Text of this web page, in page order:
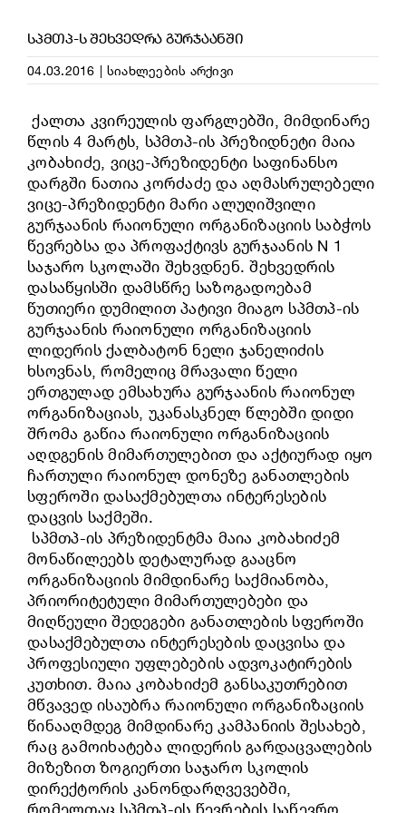
ᲡᲞᲛᲗᲞ-Ს ᲨᲔᲮᲕᲔᲓᲠᲐ ᲒᲣᲠᲯᲐᲐᲜᲨᲘ
04.03.2016 | სიახლეების არქივი
ქალთა კვირეულის ფარგლებში, მიმდინარე
წლის 4 მარტს, სპმთპ-ის პრეზიდნეტი მაია
კობახიძე, ვიცე-პრეზიდენტი საფინანსო
დარგში ნათია კორძაძე და აღმასრულებელი
ვიცე-პრეზიდენტი მარი ალუღიშვილი
გურჯაანის რაიონული ორგანიზაციის საბჭოს
წევრებსა და პროფაქტივს გურჯაანის N 1
საჯარო სკოლაში შეხვდნენ. შეხვედრის
დასაწყისში დამსწრე საზოგადოებამ
წუთიერი დუმილით პატივი მიაგო სპმთპ-ის
გურჯაანის რაიონული ორგანიზაციის
ლიდერის ქალბატონ ნელი ჯანელიძის
ხსოვნას, რომელიც მრავალი წელი
ერთგულად ემსახურა გურჯაანის რაიონულ
ორგანიზაციას, უკანასკნელ წლებში დიდი
შრომა გაწია რაიონული ორგანიზაციის
აღდგენის მიმართულებით და აქტიურად იყო
ჩართული რაიონულ დონეზე განათლების
სფეროში დასაქმებულთა ინტერესების
დაცვის საქმეში.
სპმთპ-ის პრეზიდენტმა მაია კობახიძემ
მონაწილეებს დეტალურად გააცნო
ორგანიზაციის მიმდინარე საქმიანობა,
პრიორიტეტული მიმართულებები და
მიღწეული შედეგები განათლების სფეროში
დასაქმებულთა ინტერესების დაცვისა და
პროფესიული უფლებების ადვოკატირების
კუთხით. მაია კობახიძემ განსაკუთრებით
მწვავედ ისაუბრა რაიონული ორგანიზაციის
წინააღმდეგ მიმდინარე კამპანიის შესახებ,
რაც გამოიხატება ლიდერის გარდაცვალების
მიზეზით ზოგიერთი საჯარო სკოლის
დირექტორის კანონდარღვევებში,
რომელთაც სპმთპ-ის წევრების საწევრო